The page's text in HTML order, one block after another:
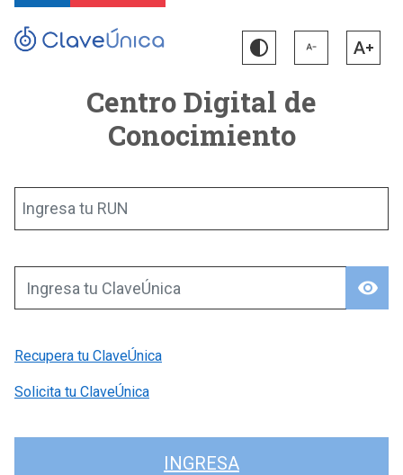
Centro Digital de
Conocimiento
Ingresa tu RUN
visibility
Ingresa tu ClaveÚnica
Recupera tu ClaveÚnica
Solicita tu ClaveÚnica
INGRESA